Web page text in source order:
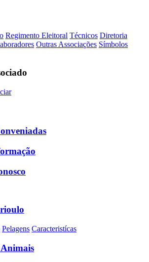
Regimento Eleitoral Técnicos Diretoria
Outras Associações Símbolos
Pelagens Caracteristícas
Animais